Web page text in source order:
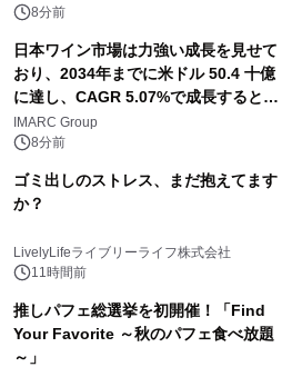
（火）発売
8分前
日本ワイン市場は力強い成長を見せて
おり、2034年までに米ドル 50.4 十億
に達し、CAGR 5.07%で成長すると予
測
IMARC Group
8分前
ゴミ出しのストレス、まだ抱えてます
か？
LivelyLifeライブリーライフ株式会社
11時間前
推しパフェ総選挙を初開催！「Find
Your Favorite ～秋のパフェ食べ放題
～」